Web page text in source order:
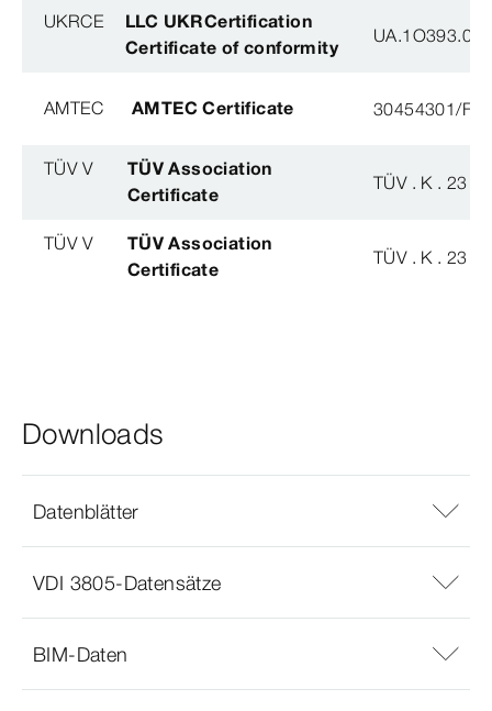
UKRCE
LLC UKRCertification
Certificate of conformity
AMTEC AMTEC Certificate 30454301/
TÜV V
TÜV Association
Certificate
TÜV . K . 23 -
TÜV V
TÜV Association
Certificate
TÜV . K . 23 -
Downloads
Datenblätter
VDI 3805-Datensätze
BIM-Daten